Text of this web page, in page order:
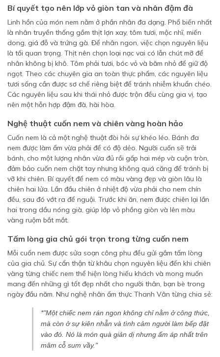
Bí quyết tạo nên lớp vỏ giòn tan và nhân đậm đà
Linh hồn của món nem nằm ở phần nhân đa dạng. Phổ biến nhất
là nhân truyền thống gồm thịt lợn xay, tôm tươi, mộc nhĩ, miến
dong, giá đỗ và trứng gà. Để nhân ngon, việc chọn nguyên liệu
là tối quan trọng. Thịt nên chọn loại nạc vai có lẫn chút mỡ để
nhân không bị khô. Tôm phải tươi, bóc vỏ và băm nhỏ để giữ độ
ngọt. Theo các chuyên gia an toàn thực phẩm, các nguyên liệu
tươi sống cần được sơ chế riêng biệt để tránh nhiễm khuẩn chéo.
Các nguyên liệu sau khi thái nhỏ được trộn đều cùng gia vị, tạo
nên một hỗn hợp đậm đà, hài hòa.
Nghệ thuật cuốn nem và chiên vàng hoàn hảo
Cuốn nem là cả một nghệ thuật đòi hỏi sự khéo léo. Bánh đa
nem được làm ẩm vừa phải để có độ dẻo. Người cuốn sẽ trải
bánh, cho một lượng nhân vừa đủ rồi gấp hai mép và cuộn tròn,
đảm bảo cuốn nem chặt tay nhưng không quá căng để tránh bị
vỡ khi chiên. Bí quyết để nem có màu vàng đẹp và giòn lâu là
chiên hai lửa. Lần đầu chiên ở nhiệt độ vừa phải cho nem chín
đều, sau đó vớt ra để nguội. Trước khi ăn, nem được chiên lại lần
hai trong dầu nóng già, giúp lớp vỏ phồng giòn và lên màu
vàng ruộm bắt mắt.
Tấm lòng gia chủ gói trọn trong từng cuốn nem
Mỗi cuốn nem được sửa soạn công phu đều gửi gắm tấm lòng
của gia chủ. Sự cẩn thận từ khâu chọn nguyên liệu đến khi chiên
vàng từng chiếc nem thể hiện lòng hiếu khách và mong muốn
mang đến những gì tốt đẹp nhất cho người thân, bạn bè trong
ngày đầu năm. Như nghệ nhân ẩm thực Thanh Vân từng chia sẻ:
*"Một chiếc nem rán ngon không chỉ nằm ở công thức,
mà còn ở sự kiên nhẫn và tình cảm người làm bếp đặt
vào đó. Nó là món quà giản dị nhưng ấm áp nhất trên
mâm cỗ sum vầy."